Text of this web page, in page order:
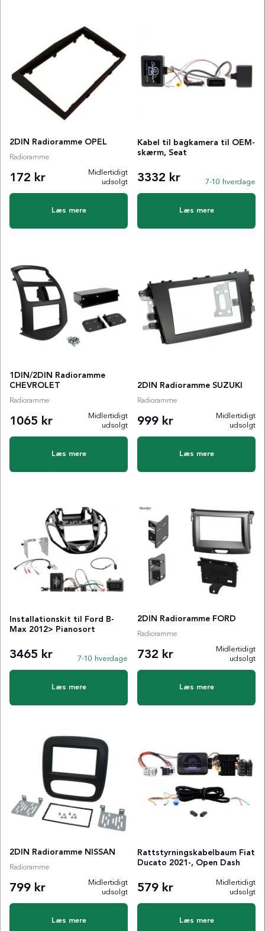
2DIN Radioramme OPEL
Radioramme
172 kr
Midlertidigt
udsolgt
Læs mere
Kabel til bagkamera til OEM-
skærm, Seat
3332 kr 7-10 hverdage
Læs mere
1DIN/2DIN Radioramme
CHEVROLET
Radioramme
1065 kr
Midlertidigt
udsolgt
Læs mere
2DIN Radioramme SUZUKI
Radioramme
999 kr
Midlertidigt
udsolgt
Læs mere
Installationskit til Ford B-
Max 2012> Pianosort
3465 kr 7-10 hverdage
Læs mere
2DIN Radioramme FORD
Radioramme
732 kr
Midlertidigt
udsolgt
Læs mere
2DIN Radioramme NISSAN
Radioramme
799 kr
Midlertidigt
udsolgt
Læs mere
Rattstyrningskabelbaum Fiat
Ducato 2021-, Open Dash
579 kr
Midlertidigt
udsolgt
Læs mere